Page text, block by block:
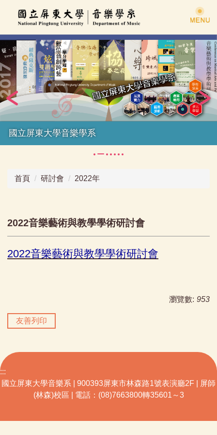
要
內
容
區
國立屏東大學音樂學系
首頁 研討會 2022年
2022音樂藝術與教學學術研討會
2022音樂藝術與教學學術研討會
瀏覽數: 953
友善列印
:::
國立屏東大學音樂系 | 900393屏東市林森路1號表演廳2F | 屏師
(林森)校區 | 電話：(08)7663800轉35601～3